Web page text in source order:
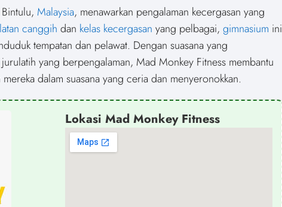
r
e
o
n
r
e
o
n
r
e
o
n
Malaysia, menawarkan pengalaman kecergasan yang
canggih dan kelas kecergasan yang pelbagai, gimnasium ini
tempatan dan pelawat. Dengan suasana yang
yang berpengalaman, Mad Monkey Fitness membantu
mereka dalam suasana yang ceria dan menyeronokkan.
Lokasi Mad Monkey Fitness